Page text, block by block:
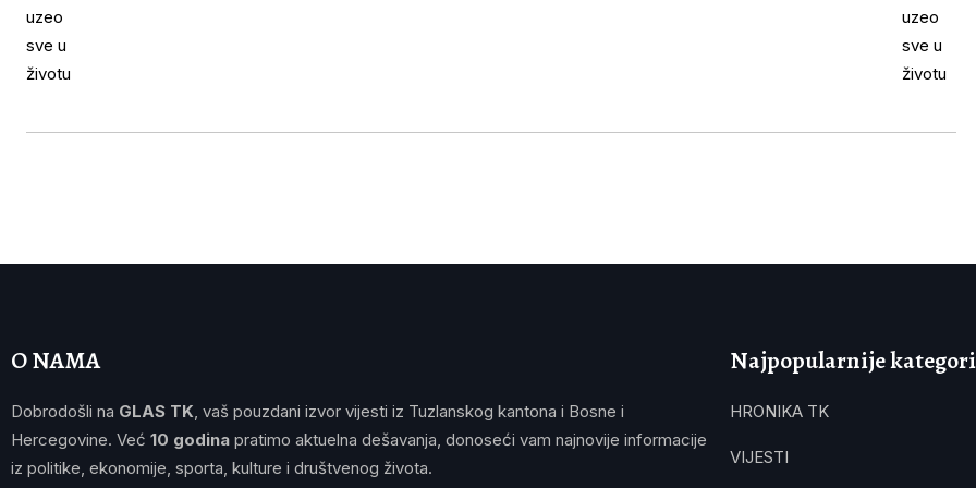
O NAMA
Dobrodošli na GLAS TK, vaš pouzdani izvor vijesti iz Tuzlanskog kantona i Bosne i
Hercegovine. Već 10 godina pratimo aktuelna dešavanja, donoseći vam najnovije informacije
iz politike, ekonomije, sporta, kulture i društvenog života.
Najpopularnije
HRONIKA TK
VIJESTI